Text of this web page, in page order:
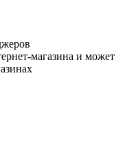
магазина и может